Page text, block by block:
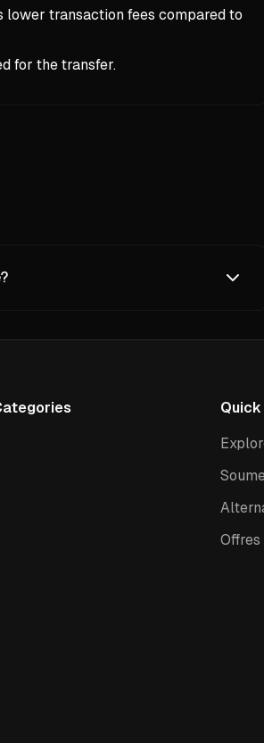
lower transaction fees compared to
for the transfer.
Quick
Offres